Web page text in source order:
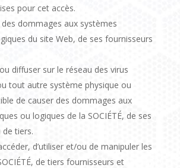
pour cet accès.
dommages aux systèmes
du site Web, de ses fournisseurs
diffuser sur le réseau des virus
tout autre système physique ou
de causer des dommages aux
ou logiques de la SOCIÉTÉ, de ses
tiers.
d’utiliser et/ou de manipuler les
de tiers fournisseurs et